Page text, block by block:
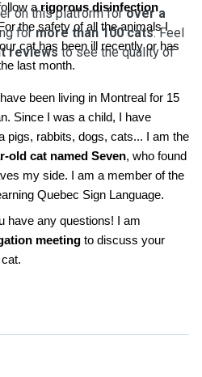
a rigorous disinfection
the safety of all the animals I
cat has been ill recently or has
last month.
on this platform forover a
formore than 100 cats. Feel
reviews to see the quality of
been living in Montreal for 15
Since I was a child, I have
pigs, rabbits, dogs, cats... I am the
old cat named Seven, who found
my side. I am a member of the
Quebec Sign Language.
have any questions! I am
meeting to discuss your